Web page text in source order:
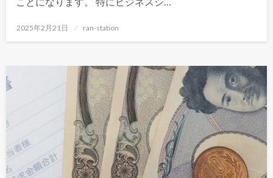
投
日:
2025年2月21日 ran-station